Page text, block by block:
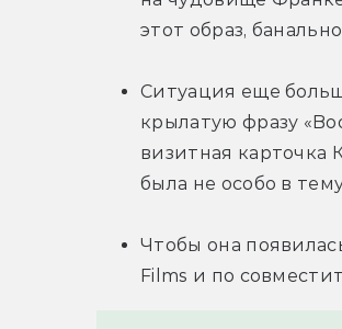
этот образ,
Ситуация еще
крылатую фразу
визитная карточка
была не особо в
Чтобы она
Films и по